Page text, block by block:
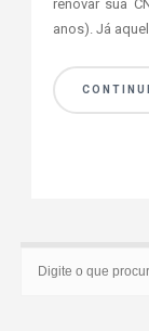
renovar sua
anos). Já